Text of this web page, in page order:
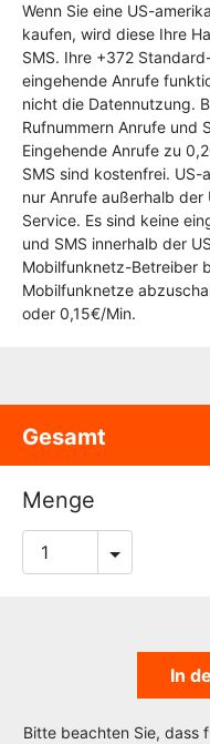
Wenn Sie eine US-
kaufen, wird diese Ihre
SMS. Ihre +372
eingehende Anrufe
nicht die Datennutzung.
Rufnummern Anrufe und
Eingehende Anrufe zu
SMS sind kostenfrei. US-
nur Anrufe außerhalb der
Service. Es sind keine
und SMS innerhalb der
Mobilfunknetz-Betreiber
Mobilfunknetze
oder 0,15€/Min.
Gesamt
Menge
In
Bitte beachten Sie, dass